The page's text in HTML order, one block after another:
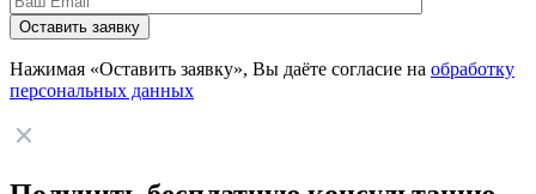
Нажимая «Оставить заявку», Вы даёте согласие на обработку
персональных данных